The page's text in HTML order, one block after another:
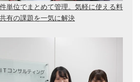
単位でまとめて管理。気軽に使える料
有の課題を一気に解決